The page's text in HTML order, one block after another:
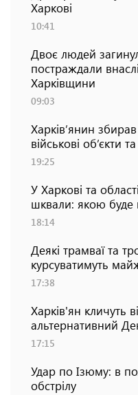
Харкові
10:41
Двоє людей
постраждали
Харківщини
09:03
Харків’янин
військові об’єкти
19:25
У Харкові та
шквали: якою буде
18:14
Деякі трамваї та
курсуватимуть
17:38
Харків'ян кличуть
альтернативний
17:15
Удар по Ізюму: в
обстрілу